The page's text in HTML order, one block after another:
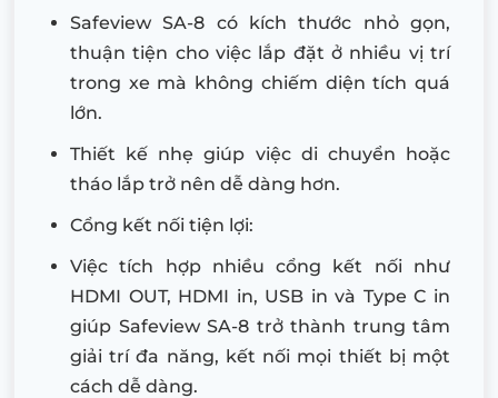
Safeview SA-8 có kích thước nhỏ gọn,
thuận tiện cho việc lắp đặt ở nhiều vị trí
trong xe mà không chiếm diện tích quá
lớn.
Thiết kế nhẹ giúp việc di chuyển hoặc
tháo lắp trở nên dễ dàng hơn.
Cổng kết nối tiện lợi:
Việc tích hợp nhiều cổng kết nối như
HDMI OUT, HDMI in, USB in và Type C in
giúp Safeview SA-8 trở thành trung tâm
giải trí đa năng, kết nối mọi thiết bị một
cách dễ dàng.